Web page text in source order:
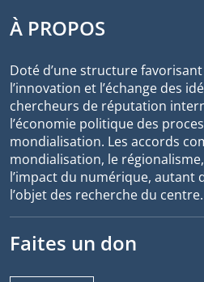
À PROPOS
Doté d’une structure
l’innovation et l’échange des
chercheurs de réputation
l’économie politique des
mondialisation. Les accords
mondialisation, le
l’impact du numérique, autant
l’objet des recherche du centre.
Faites un don